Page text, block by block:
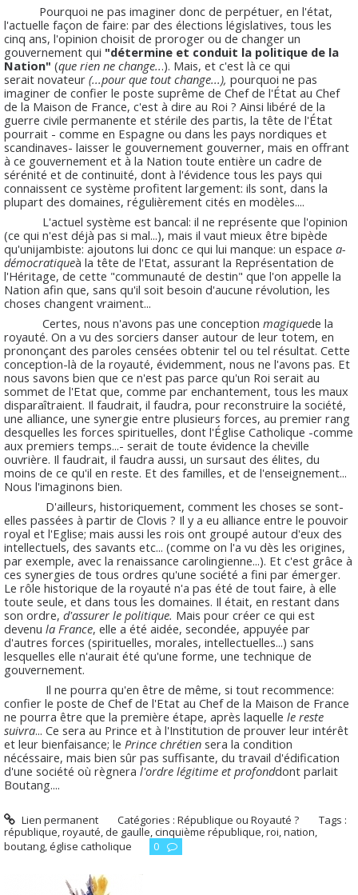
Pourquoi ne pas imaginer donc de perpétuer, en l'état,
l'actuelle façon de faire: par des élections législatives, tous les
cinq ans, l'opinion choisit de proroger ou de changer un
gouvernement qui "détermine et conduit la politique de la
Nation" (que rien ne change...). Mais, et c'est là ce qui
serait novateur (...pour que tout change...), pourquoi ne pas
imaginer de confier le poste suprême de Chef de l'État au Chef
de la Maison de France, c'est à dire au Roi ? Ainsi libéré de la
guerre civile permanente et stérile des partis, la tête de l'État
pourrait - comme en Espagne ou dans les pays nordiques et
scandinaves- laisser le gouvernement gouverner, mais en offrant
à ce gouvernement et à la Nation toute entière un cadre de
sérénité et de continuité, dont à l'évidence tous les pays qui
connaissent ce système profitent largement: ils sont, dans la
plupart des domaines, régulièrement cités en modèles....
L'actuel système est bancal: il ne représente que l'opinion
(ce qui n'est déjà pas si mal...), mais il vaut mieux être bipède
qu'unijambiste: ajoutons lui donc ce qui lui manque: un espace a-
démocratiqueà la tête de l'Etat, assurant la Représentation de
l'Héritage, de cette "communauté de destin" que l'on appelle la
Nation afin que, sans qu'il soit besoin d'aucune révolution, les
choses changent vraiment...
Certes, nous n'avons pas une conception magiquede la
royauté. On a vu des sorciers danser autour de leur totem, en
prononçant des paroles censées obtenir tel ou tel résultat. Cette
conception-là de la royauté, évidemment, nous ne l'avons pas. Et
nous savons bien que ce n'est pas parce qu'un Roi serait au
sommet de l'Etat que, comme par enchantement, tous les maux
disparaîtraient. Il faudrait, il faudra, pour reconstruire la société,
une alliance, une synergie entre plusieurs forces, au premier rang
desquelles les forces spirituelles, dont l'Église Catholique -comme
aux premiers temps...- serait de toute évidence la cheville
ouvrière. Il faudrait, il faudra aussi, un sursaut des élites, du
moins de ce qu'il en reste. Et des familles, et de l'enseignement...
Nous l'imaginons bien.
D'ailleurs, historiquement, comment les choses se sont-
elles passées à partir de Clovis ? Il y a eu alliance entre le pouvoir
royal et l'Eglise; mais aussi les rois ont groupé autour d'eux des
intellectuels, des savants etc... (comme on l'a vu dès les origines,
par exemple, avec la renaissance carolingienne...). Et c'est grâce à
ces synergies de tous ordres qu'une société a fini par émerger.
Le rôle historique de la royauté n'a pas été de tout faire, à elle
toute seule, et dans tous les domaines. Il était, en restant dans
son ordre, d'assurer le politique. Mais pour créer ce qui est
devenu la France, elle a été aidée, secondée, appuyée par
d'autres forces (spirituelles, morales, intellectuelles...) sans
lesquelles elle n'aurait été qu'une forme, une technique de
gouvernement.
Il ne pourra qu'en être de même, si tout recommence:
confier le poste de Chef de l'Etat au Chef de la Maison de France
ne pourra être que la première étape, après laquelle le reste
suivra... Ce sera au Prince et à l'Institution de prouver leur intérêt
et leur bienfaisance; le Prince chrétien sera la condition
nécéssaire, mais bien sûr pas suffisante, du travail d'édification
d'une société où règnera l'ordre légitime et profonddont parlait
Boutang....
Lien permanent Catégories :République ou Royauté ?
Tags :
république,royauté, de gaulle,cinquième république,roi,nation,
boutang,église catholique 0